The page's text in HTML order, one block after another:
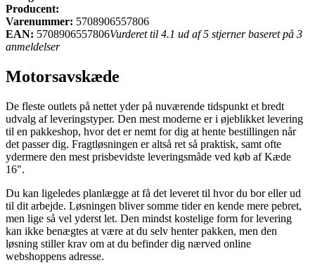
Producent:
Varenummer: 5708906557806
EAN: 5708906557806Vurderet til 4.1 ud af 5 stjerner baseret på 3
anmeldelser
Motorsavskæde
De fleste outlets på nettet yder på nuværende tidspunkt et bredt
udvalg af leveringstyper. Den mest moderne er i øjeblikket levering
til en pakkeshop, hvor det er nemt for dig at hente bestillingen når
det passer dig. Fragtløsningen er altså ret så praktisk, samt ofte
ydermere den mest prisbevidste leveringsmåde ved køb af Kæde
16".
Du kan ligeledes planlægge at få det leveret til hvor du bor eller ud
til dit arbejde. Løsningen bliver somme tider en kende mere pebret,
men lige så vel yderst let. Den mindst kostelige form for levering
kan ikke benægtes at være at du selv henter pakken, men den
løsning stiller krav om at du befinder dig nærved online
webshoppens adresse.